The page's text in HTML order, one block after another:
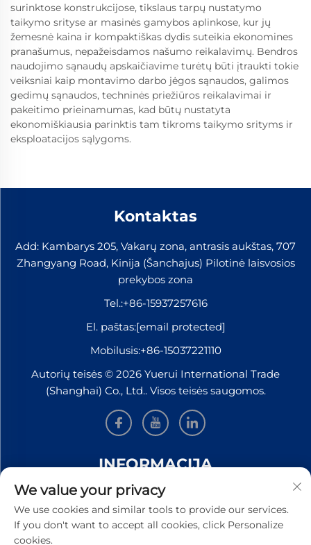
surinktose konstrukcijose, tikslaus tarpų nustatymo
taikymo srityse ar masinės gamybos aplinkose, kur jų
žemesnė kaina ir kompaktiškas dydis suteikia ekonomines
pranašumus, nepažeisdamos našumo reikalavimų. Bendros
naudojimo sąnaudų apskaičiavime turėtų būti įtraukti tokie
veiksniai kaip montavimo darbo jėgos sąnaudos, galimos
gedimų sąnaudos, techninės priežiūros reikalavimai ir
pakeitimo prieinamumas, kad būtų nustatyta
ekonomiškiausia parinktis tam tikroms taikymo srityms ir
eksploatacijos sąlygoms.
Kontaktas
Add: Kambarys 205, Vakarų zona, antrasis aukštas, 707
Zhangyang Road, Kinija (Šanchajus) Pilotinė laisvosios
prekybos zona
Tel.:+86-15937257616
El. paštas:[email protected]
Mobilusis:+86-15037221110
Autorių teisės © 2026 Yuerui International Trade
(Shanghai) Co., Ltd.. Visos teisės saugomos.
INFORMACIJA
Užsiregistruokite, kad gautumėte mūsų savaitinį
naujienlaiškį
We value your privacy
We use cookies and similar tools to provide our services.
If you don't want to accept all cookies, click Personalize
cookies.